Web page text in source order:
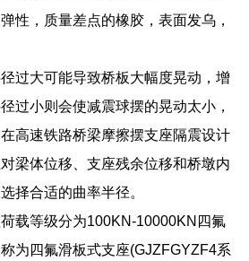
性，质量差点的橡胶，表面发乌，
过大可能导致桥板大幅度晃动，增
过小则会使减震球摆的晃动太小，
高速铁路桥梁摩擦摆支座隔震设计
梁体位移、支座残余位移和桥墩内
择合适的曲率半径。
载等级分为100KN-10000KN四氟
为四氟滑板式支座(GJZFGYZF4系